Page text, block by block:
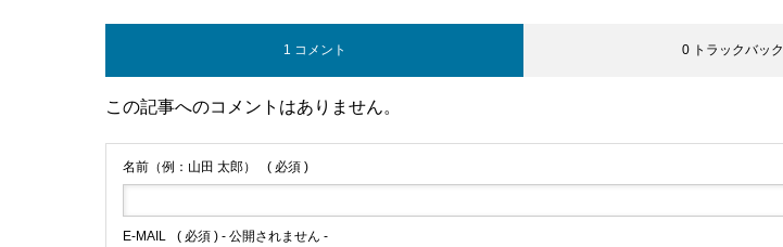
1 コメント 0 トラックバック
この記事へのコメントはありません。
名前（例：山田 太郎） ( 必須 )
E-MAIL ( 必須 ) - 公開されません -